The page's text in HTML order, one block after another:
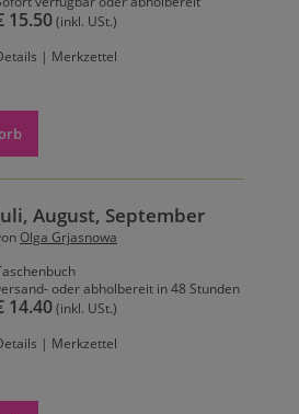
15.50 (inkl. USt.)
| Merkzettel
August, September
Olga Grjasnowa
oder abholbereit in 48 Stunden
14.40 (inkl. USt.)
| Merkzettel